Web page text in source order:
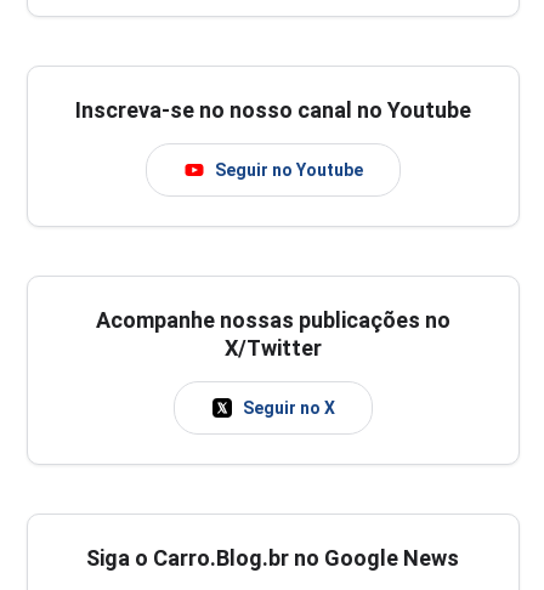
Inscreva-se no nosso canal no Youtube
Seguir no Youtube
Acompanhe nossas publicações no
X/Twitter
Seguir no X
Siga o Carro.Blog.br no Google News